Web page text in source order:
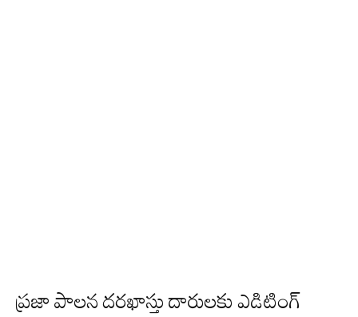
ప్రజా పాలన దరఖాస్తు దారులకు ఎడిటింగ్